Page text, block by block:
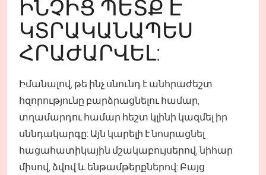
ԻՆՉԻՑ ՊԵՏՔ Է
ԿՏՐԱԿԱՆԱՊԵՍ
ՀՐԱԺԱՐՎԵԼ:
Իմանալով, թե ինչ սնունդ է անհրաժեշտ
հզորությունը բարձրացնելու համար,
տղամարդու համար հեշտ կլինի կազմել իր
սննդակարգը: Այն կարելի է նոսրացնել
հացահատիկային մշակաբույսերով, նիհար
միսով, ձվով և ենթամթերքներով: Բայց